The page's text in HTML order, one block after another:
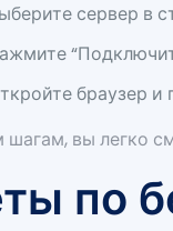
сервер в
браузер и
вы легко
по